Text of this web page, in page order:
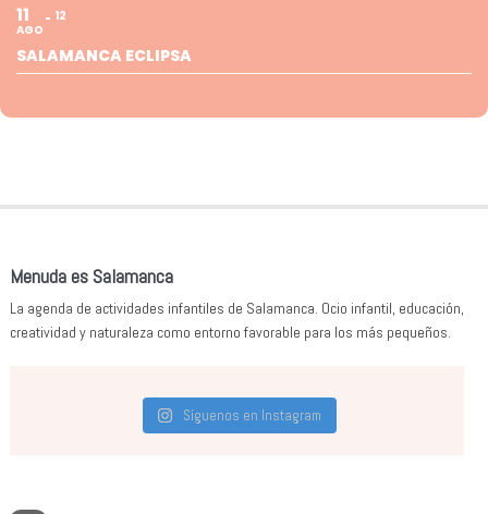
11
AGO
12
SALAMANCA ECLIPSA
Menuda es Salamanca
La agenda de actividades infantiles de Salamanca. Ocio infantil, educación,
creatividad y naturaleza como entorno favorable para los más pequeños.
Síguenos en Instagram